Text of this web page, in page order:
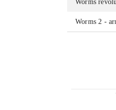
Worms
Worms 2 -